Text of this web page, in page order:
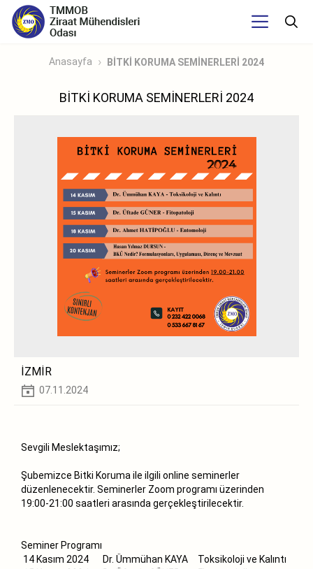
Anasayfa BİTKİ KORUMA SEMİNERLERİ 2024
BİTKİ KORUMA SEMİNERLERİ 2024
İZMİR
07.11.2024
Sevgili Meslektaşımız;
Şubemizce Bitki Koruma ile ilgili online seminerler
düzenlenecektir. Seminerler Zoom programı üzerinden
19:00-21:00 saatleri arasında gerçekleştirilecektir.
SeminerProgramı
14 Kasım 2024
Dr. Ümmühan KAYA
Toksikoloji ve Kalıntı